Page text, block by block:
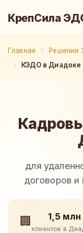
КрепСила
Главная
Решения
КЭДО в Диадоке
для
договоров и
🏢 1,5 млн
клиентов в